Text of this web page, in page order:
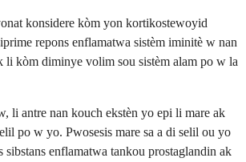
konsidere kòm yon kortikostewoyid
repons enflamatwa sistèm iminitè w nan
li kòm diminye volim sou sistèm alam po w la
li antre nan kouch ekstèn yo epi li mare ak
po w yo. Pwosesis mare sa a di selil ou yo
enflamatwa tankou prostaglandin ak